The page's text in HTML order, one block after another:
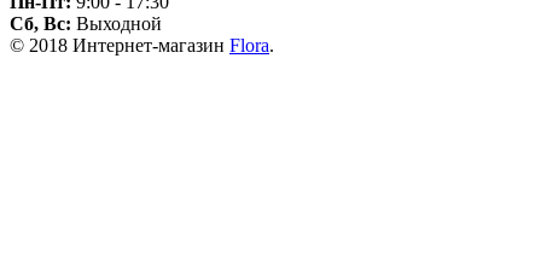
Сб, Вс: Выходной
© 2018 Интернет-магазин Flora.